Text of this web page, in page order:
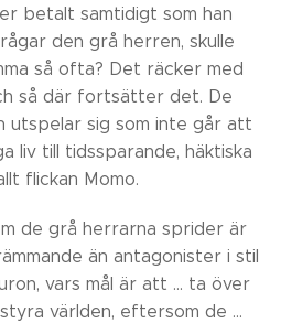
betalt samtidigt som han
den grå herren, skulle
så ofta? Det räcker med
så där fortsätter det. De
utspelar sig som inte går att
liv till tidssparande, häktiska
flickan Momo.
de grå herrarna sprider är
än antagonister i stil
vars mål är att ... ta över
världen, eftersom de ...